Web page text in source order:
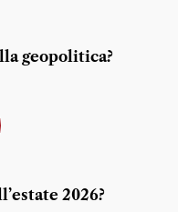
geopolitica?
2026?